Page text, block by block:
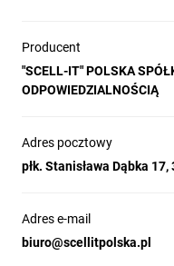
Producent
"SCELL-IT" POLSKA
ODPOWIEDZIALNOŚCIĄ
Adres pocztowy
płk. Stanisława Dąbka
Adres e-mail
biuro@scellitpolska.pl